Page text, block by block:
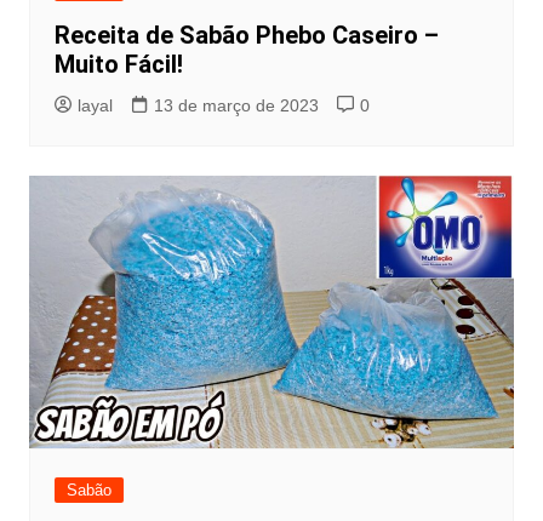
Receita de Sabão Phebo Caseiro –
Muito Fácil!
layal 13 de março de 2023 0
Sabão